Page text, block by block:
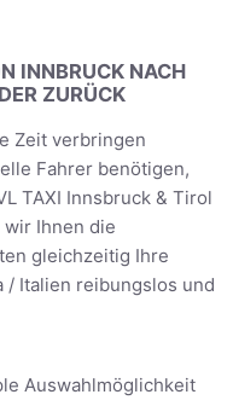
INNBRUCK NACH
ZURÜCK
Zeit verbringen
Fahrer benötigen,
TAXI Innsbruck & Tirol
wir Ihnen die
gleichzeitig Ihre
/ Italien reibungslos und
Auswahlmöglichkeit